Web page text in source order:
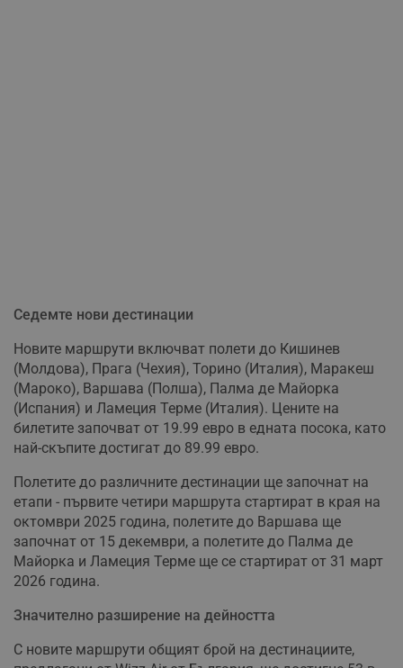
Седемте нови дестинации
Новите маршрути включват полети до Кишинев
(Молдова), Прага (Чехия), Торино (Италия), Маракеш
(Мароко), Варшава (Полша), Палма де Майорка
(Испания) и Ламеция Терме (Италия). Цените на
билетите започват от 19.99 евро в едната посока, като
най-скъпите достигат до 89.99 евро.
Полетите до различните дестинации ще започнат на
етапи - първите четири маршрута стартират в края на
октомври 2025 година, полетите до Варшава ще
започнат от 15 декември, а полетите до Палма де
Майорка и Ламеция Терме ще се стартират от 31 март
2026 година.
Значително разширение на дейността
С новите маршрути общият брой на дестинациите,